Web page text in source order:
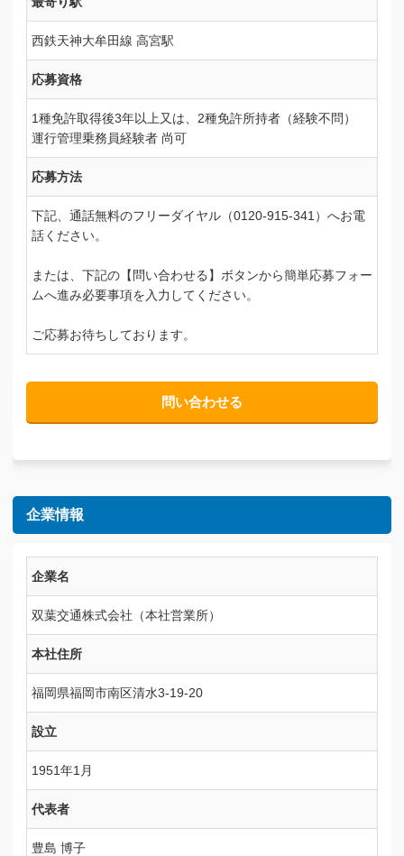
西鉄天神大牟田線 高宮駅
応募資格
1種免許取得後3年以上又は、2種免許所持者（経験不問）
運行管理乗務員経験者 尚可
応募方法
下記、通話無料のフリーダイヤル（0120-915-341）へお電
話ください。
または、下記の【問い合わせる】ボタンから簡単応募フォー
ムへ進み必要事項を入力してください。
ご応募お待ちしております。
問い合わせる
企業情報
企業名
双葉交通株式会社（本社営業所）
本社住所
福岡県福岡市南区清水3-19-20
設立
1951年1月
代表者
豊島 博子